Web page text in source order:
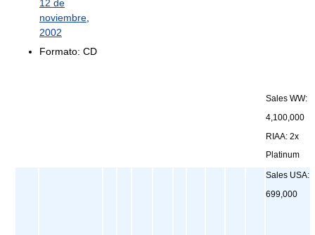
12 de
noviembre
2002
Formato: CD
Sales WW:
4,100,000
RIAA: 2x
Platinum
Sales USA:
699,000